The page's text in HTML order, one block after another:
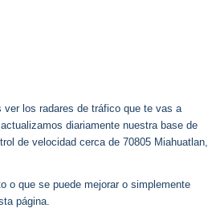
ver los radares de tráfico que te vas a
diariamente nuestra base de
de velocidad cerca de 70805 Miahuatlan,
o que se puede mejorar o simplemente
página.